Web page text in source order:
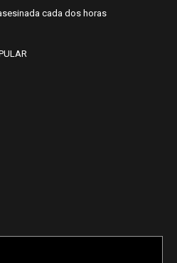
cada dos horas